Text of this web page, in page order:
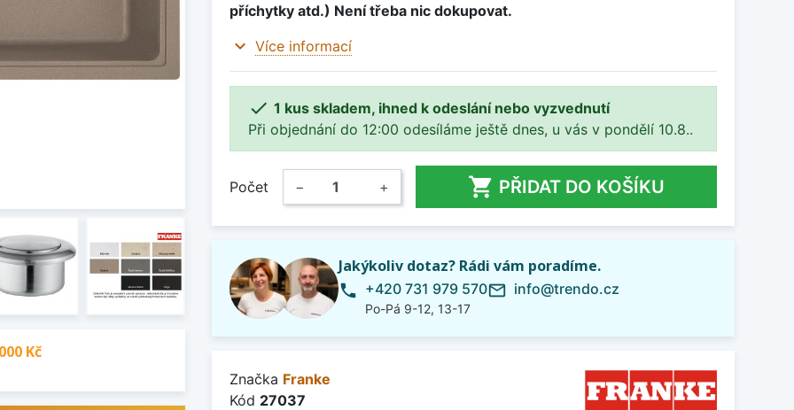
Kč
příchytky atd.) Není třeba nic dokupovat.
expand_more Více informací
 1 kus skladem, ihned k odeslání nebo vyzvednutí
Při objednání do 12:00 odesíláme ještě dnes, u vás v pondělí 10.8..
Počet − +  PŘIDAT DO KOŠÍKU
Jakýkoliv dotaz? Rádi vám poradíme.
phone +420 731 979 570
Po-Pá 9-12, 13-17
mail_outline info@trendo.cz
Značka Franke
Kód 27037